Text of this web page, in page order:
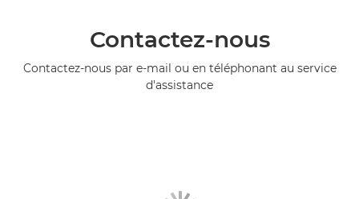
Contactez-nous
Contactez-nous par e-mail ou en téléphonant au service
d'assistance